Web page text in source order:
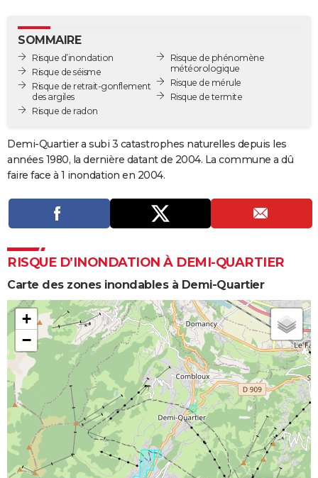
GUIDES D'ACHAT
BONS PLANS
CARTE DE VOEUX
Dictionnaire
Biographies
Citations
Expressions
Proverbes
PROGRAMME TV
Se connecter
Entreprises
Service militaire
Avis de recherche
AVIS DE DÉCÈS
FORUM
Bricolage
Lifestyle
Culture
Television
Voyage
Cinema
SOMMAIRE
Risque d’inondation
Risque de séisme
Risque de retrait-gonflement
des argiles
Risque de radon
Risque de phénomène
météorologique
Risque de mérule
Risque de termite
Demi-Quartier a subi 3 catastrophes naturelles depuis les
années 1980, la dernière datant de 2004. La commune a dû
faire face à 1 inondation en 2004.
RISQUE D’INONDATION À DEMI-QUARTIER
Carte des zones inondables à Demi-Quartier
+
−